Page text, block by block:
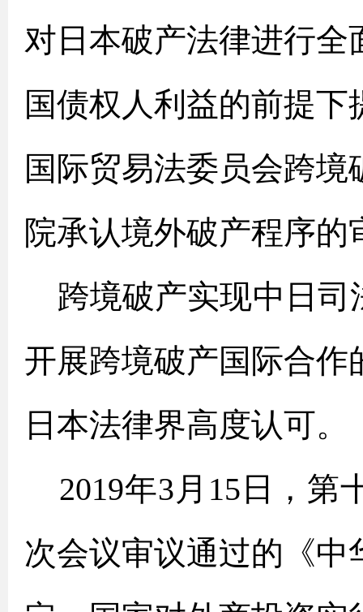
对日本破产法律进行
国债权人利益的前提
国际贸易法委员会跨
院承认境外破产程序的
跨境破产实现中日司
开展跨境破产国际合
日本法律界高度认可。
2019年3月15日，第
次会议审议通过的《